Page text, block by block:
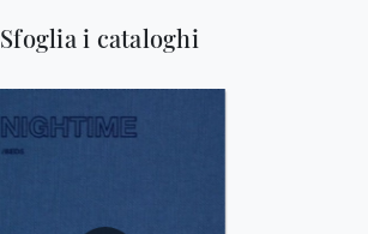
Sfoglia i cataloghi